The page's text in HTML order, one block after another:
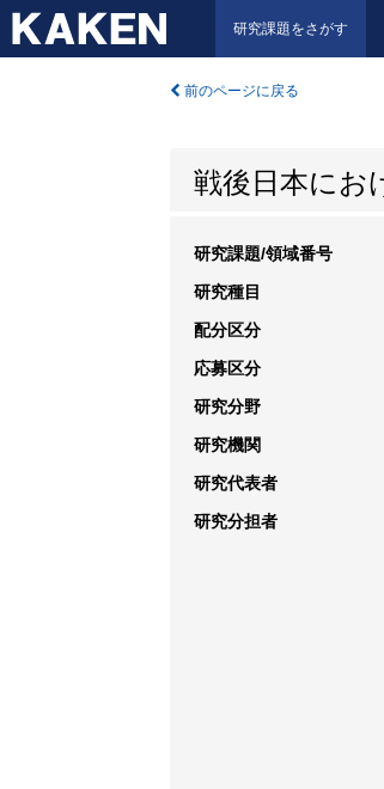
研究課題をさがす
前のページに戻る
戦後日本にお
研究課題/領域番号
研究種目
配分区分
応募区分
研究分野
研究機関
研究代表者
研究分担者